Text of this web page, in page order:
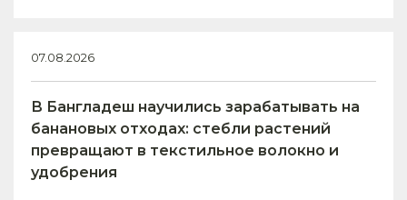
07.08.2026
В Бангладеш научились зарабатывать на
банановых отходах: стебли растений
превращают в текстильное волокно и
удобрения